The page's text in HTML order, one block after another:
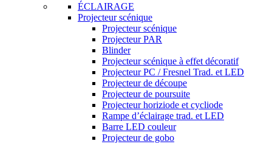
ÉCLAIRAGE
Projecteur scénique
Projecteur scénique
Projecteur PAR
Blinder
Projecteur scénique à effet décoratif
Projecteur PC / Fresnel Trad. et LED
Projecteur de découpe
Projecteur de poursuite
Projecteur horiziode et cycliode
Rampe d’éclairage trad. et LED
Barre LED couleur
Projecteur de gobo